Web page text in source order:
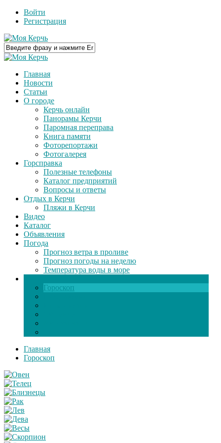
Войти
Регистрация
Главная
Новости
Статьи
О городе
Керчь онлайн
Панорамы Керчи
Паромная переправа
Книга памяти
Фоторепортажи
Фотогалерея
Горсправка
Полезные телефоны
Каталог предприятий
Вопросы и ответы
Отдых в Керчи
Пляжи в Керчи
Видео
Каталог
Объявления
Погода
Прогноз ветра в проливе
Прогноз погоды на неделю
Температура воды в море
Гороскоп
Главная
Гороскоп